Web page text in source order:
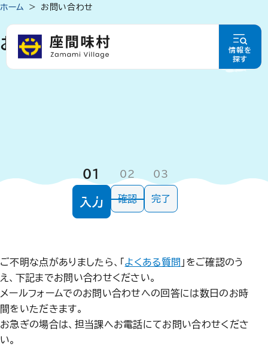
情報を
探す
ホーム お問い合わせ
お問い合わせ
01
入力
02
確認
03
完了
ご不明な点がありましたら、「 よくある質問 」をご確認のう
え、下記までお問い合わせください。
メールフォームでのお問い合わせへの回答には数日のお時
間をいただきます。
お急ぎの場合は、担当課へお電話にてお問い合わせくださ
い。